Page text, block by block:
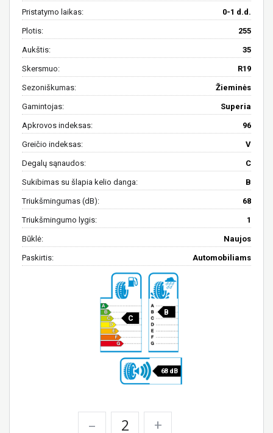
Pristatymo laikas: 0-1 d.d.
Plotis: 255
Aukštis: 35
Skersmuo: R19
Sezoniškumas: Žieminės
Gamintojas: Superia
Apkrovos indeksas: 96
Greičio indeksas: V
Degalų sąnaudos: C
Sukibimas su šlapia kelio danga: B
Triukšmingumas (dB): 68
Triukšmingumo lygis: 1
Būklė: Naujos
Paskirtis: Automobiliams
C
B
68 dB
– +